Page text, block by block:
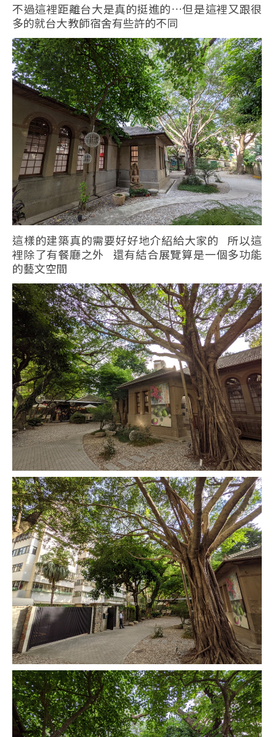
不過這裡距離台大是真的挺進的…但是這裡又跟很
多的就台大教師宿舍有些許的不同
這樣的建築真的需要好好地介紹給大家的 所以這
裡除了有餐廳之外 還有結合展覽算是一個多功能
的藝文空間